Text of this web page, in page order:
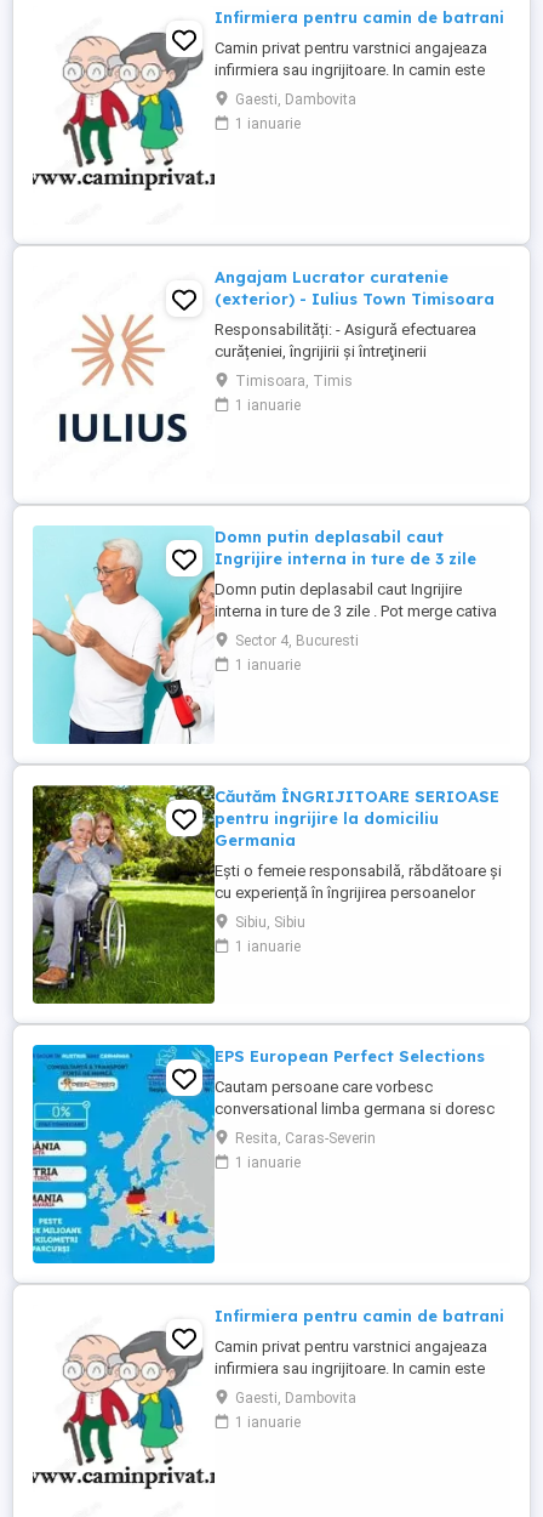
Infirmiera pentru camin de batrani
Camin privat pentru varstnici angajeaza
infirmiera sau ingrijitoare. In camin este
personal medical 24 7. Asiguram mesele.
Mai multe detalii, la telefon.
Gaesti, Dambovita
1 ianuarie
Angajam Lucrator curatenie
(exterior) - Iulius Town Timisoara
Responsabilități: - Asigură efectuarea
curățeniei, îngrijirii şi întreţinerii
amplasamentului exterior al Mall-ului; -
Colectează cartoanele din locaţie şi le
trimite spre punctul de colectare; - Pe timp
Timisoara, Timis
1 ianuarie
Domn putin deplasabil caut
Ingrijire interna in ture de 3 zile
Domn putin deplasabil caut Ingrijire
interna in ture de 3 zile . Pot merge cativa
pasi doar ajutat. Poti castiga in 15 zile , 53
milioane + prime. Ridicat din pat, pus pe
scaunul cu rotile , de mers unde este
Sector 4, Bucuresti
1 ianuarie
Căutăm ÎNGRIJITOARE SERIOASE
pentru ingrijire la domiciliu
Germania
Ești o femeie responsabilă, răbdătoare și
cu experiență în îngrijirea persoanelor
vârstnice? Avem oportunități excelente de
lucru în Germania (îngrijire la domiciliu)!
Prin firma noastră ai oportunități excelente
Sibiu, Sibiu
1 ianuarie
EPS European Perfect Selections
Cautam persoane care vorbesc
conversational limba germana si doresc
sa lucreze in Austria si Germania. NU SE
PERCEPE COMISION Salariul este atractiv!
Va rugam sa ne contactati pentru detalii.
Resita, Caras-Severin
1 ianuarie
Infirmiera pentru camin de batrani
Camin privat pentru varstnici angajeaza
infirmiera sau ingrijitoare. In camin este
personal medical 24 7. Asiguram mesele.
Mai multe detalii, la telefon.
Gaesti, Dambovita
1 ianuarie